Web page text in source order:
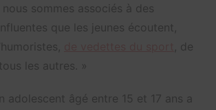
sommes associés à des
que les jeunes écoutent,
, de
les autres. »
adolescent âgé entre 15 et 17 ans a